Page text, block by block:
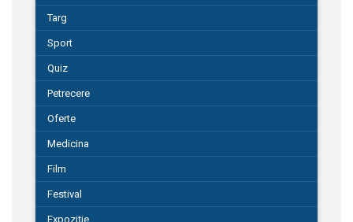
Targ
Sport
Quiz
Petrecere
Oferte
Medicina
Film
Festival
Expoziție